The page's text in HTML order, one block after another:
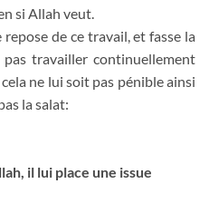
si Allah veut.
de ce travail, et fasse la
travailler continuellement
ne lui soit pas pénible ainsi
la salat:
il lui place une issue